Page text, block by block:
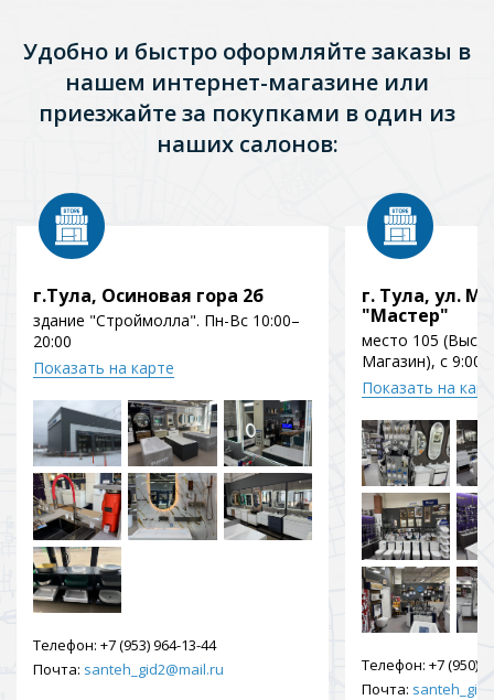
Удобно и быстро оформляйте заказы в
нашем интернет-магазине или
приезжайте за покупками в один из
наших салонов:
г.Тула, Осиновая гора 2б
здание "Строймолла". Пн-Вс 10:00–
20:00
Показать на карте
Телефон: +7 (953) 964-13-44
Почта: santeh_gid2@mail.ru
г. Тула, ул.
"Мастер"
место 105
Магазин), с 9:00
Показать на
Телефон: +7 (950)
Почта: